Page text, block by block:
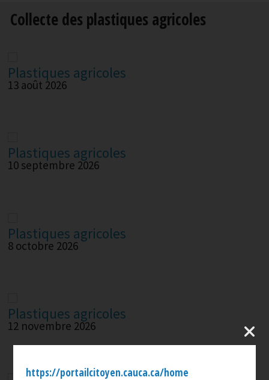
Collecte des plastiques agricoles
Plastiques agricoles
13 août 2026
Plastiques agricoles
10 septembre 2026
Plastiques agricoles
8 octobre 2026
Plastiques agricoles
12 novembre 2026
https://portailcitoyen.cauca.ca/home